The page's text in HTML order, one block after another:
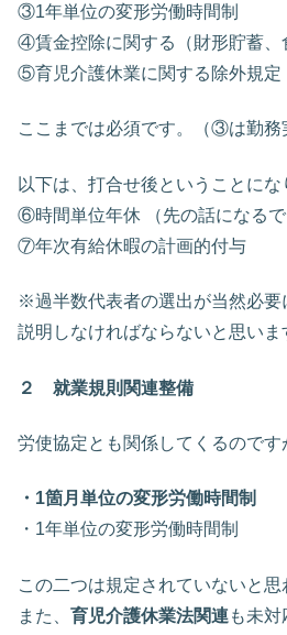
③1年単位の変形労働時間制
④賃金控除に関する（財形貯蓄、
⑤育児介護休業に関する除外規定
ここまでは必須です。（③は勤務
以下は、打合せ後ということにな
⑥時間単位年休 （先の話になるで
⑦年次有給休暇の計画的付与
※過半数代表者の選出が当然必要
説明しなければならないと思いま
２ 就業規則関連整備
労使協定とも関係してくるのです
・1箇月単位の変形労働時間制
・1年単位の変形労働時間制
この二つは規定されていないと思
また、 育児介護休業法関連も未対